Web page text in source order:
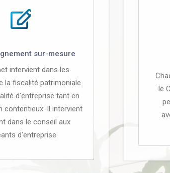
sur-mesure
intervient dans les
la fiscalité patrimoniale
d’entreprise tant en
contentieux. Il intervient
dans le conseil aux
d'entreprise.
le